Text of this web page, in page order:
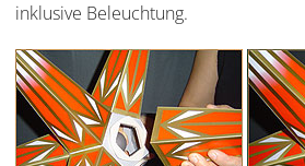
inklusive Beleuchtung.